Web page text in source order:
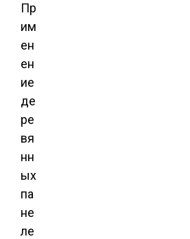
Пр
им
ен
ен
ие
де
ре
вя
нн
ых
па
не
ле